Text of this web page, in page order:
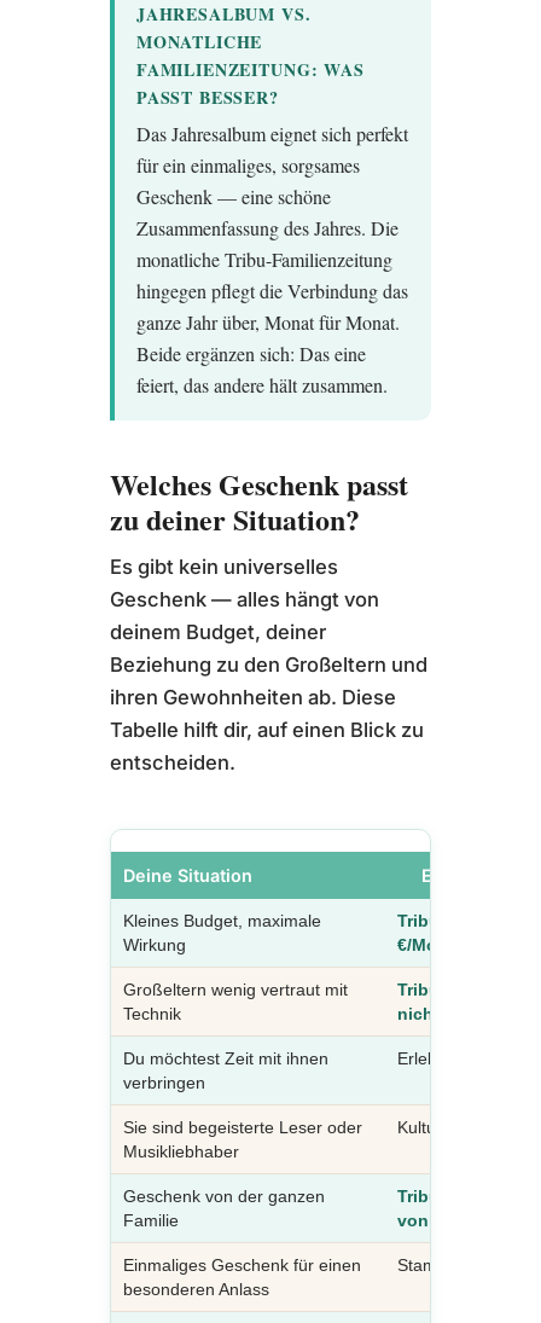
JAHRESALBUM VS.
MONATLICHE
FAMILIENZEITUNG: WAS
PASST BESSER?
Das Jahresalbum eignet sich perfekt
für ein einmaliges, sorgsames
Geschenk — eine schöne
Zusammenfassung des Jahres. Die
monatliche Tribu-Familienzeitung
hingegen pflegt die Verbindung das
ganze Jahr über, Monat für Monat.
Beide ergänzen sich: Das eine
feiert, das andere hält zusammen.
Welches Geschenk passt
zu deiner Situation?
Es gibt kein universelles
Geschenk — alles hängt von
deinem Budget, deiner
Beziehung zu den Großeltern und
ihren Gewohnheiten ab. Diese
Tabelle hilft dir, auf einen Blick zu
entscheiden.
Deine Situation Empfohlene
Kleines Budget, maximale
Wirkung
Tribu
€/Monat
Großeltern wenig vertraut mit
Technik
Tribu
nichts zu tun
Du möchtest Zeit mit ihnen
verbringen
Erlebnis
Sie sind begeisterte Leser oder
Musikliebhaber
Kultur-
Geschenk von der ganzen
Familie
Tribu
von ihnen
Einmaliges Geschenk für einen
besonderen Anlass
Stammbaum oder